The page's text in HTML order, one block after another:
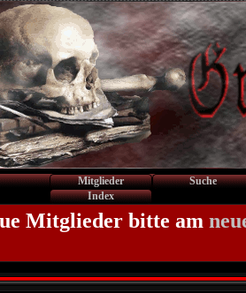
Mitglieder
Suche
Index
Mitglieder bitte am